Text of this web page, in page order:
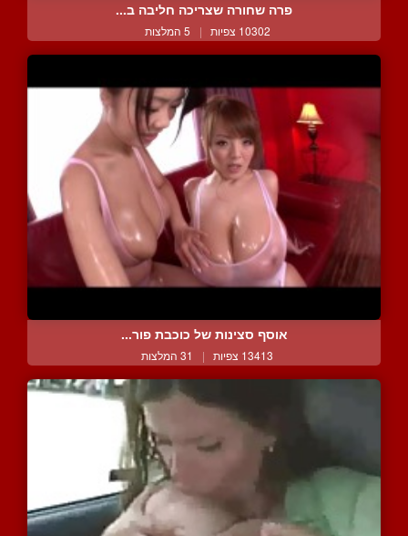
פרה שחורה שצריכה חליבה ב...
10302 צפיות | 5 המלצות
אוסף סצינות של כוכבת פור...
13413 צפיות | 31 המלצות